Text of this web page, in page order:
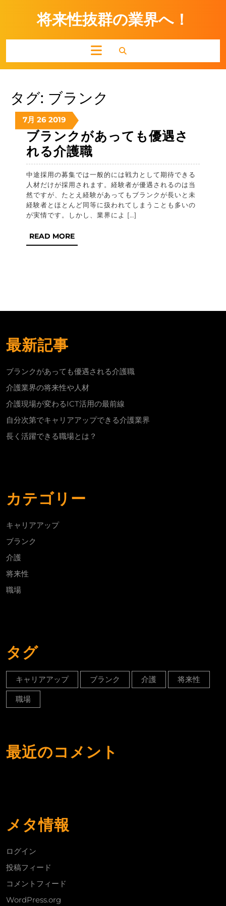
将来性抜群の業界へ！
Open
Button
タグ: ブランク
7月 2019
年
7
月
26
日
262019
年
7
月
26
日
2019 2019
年
7
月
26
日
ブランクがあっても優遇さ
れる介護職
ラ
ン
ク
が
護
中途採用の募集では一般的には戦力として期待できる
人材だけが採用されます。経験者が優遇されるのは当
然ですが、たとえ経験があってもブランクが長いと未
経験者とほとんど同等に扱われてしまうことも多いの
が実情です。しかし、業界によ […]
READ MOREREAD
MORE
最新記事
ブランクがあっても優遇される介護職
介護業界の将来性や人材
介護現場が変わるICT活用の最前線
自分次第でキャリアアップできる介護業界
長く活躍できる職場とは？
カテゴリー
キャリアアップ
ブランク
介護
将来性
職場
タグ
キャリアアップ ブランク 介護 将来性
職場
最近のコメント
メタ情報
ログイン
投稿フィード
コメントフィード
WordPress.org